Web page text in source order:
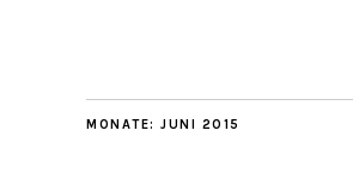
MONATE: JUNI 2015